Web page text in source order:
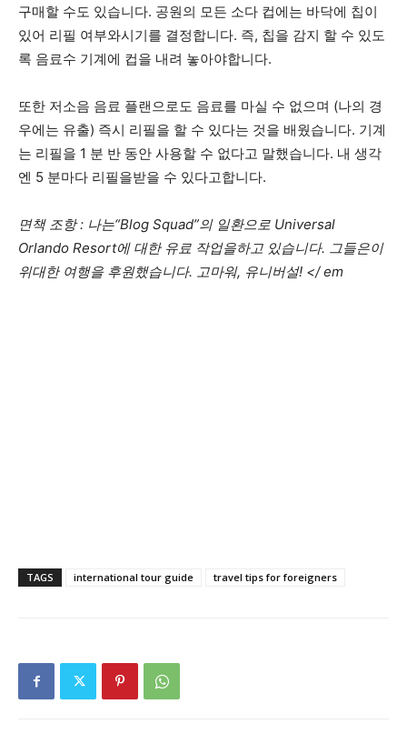
구매할 수도 있습니다. 공원의 모든 소다 컵에는 바닥에 칩이
있어 리필 여부와시기를 결정합니다. 즉, 칩을 감지 할 수 있도
록 음료수 기계에 컵을 내려 놓아야합니다.
또한 저소음 음료 플랜으로도 음료를 마실 수 없으며 (나의 경
우에는 유출) 즉시 리필을 할 수 있다는 것을 배웠습니다. 기계
는 리필을 1 분 반 동안 사용할 수 없다고 말했습니다. 내 생각
엔 5 분마다 리필을받을 수 있다고합니다.
면책 조항 : 나는“Blog Squad”의 일환으로 Universal
Orlando Resort에 대한 유료 작업을하고 있습니다. 그들은이
위대한 여행을 후원했습니다. 고마워, 유니버설! </ em
TAGS international tour guide travel tips for foreigners